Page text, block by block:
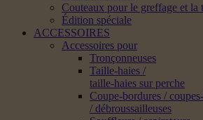
Couteaux pour le greffage et la
Édition spéciale
ACCESSOIRES
Accessoires pour
Tronçonneuses
Taille-haies /
taille-haies sur perche
Coupe-bordures /
/ débroussailleuses